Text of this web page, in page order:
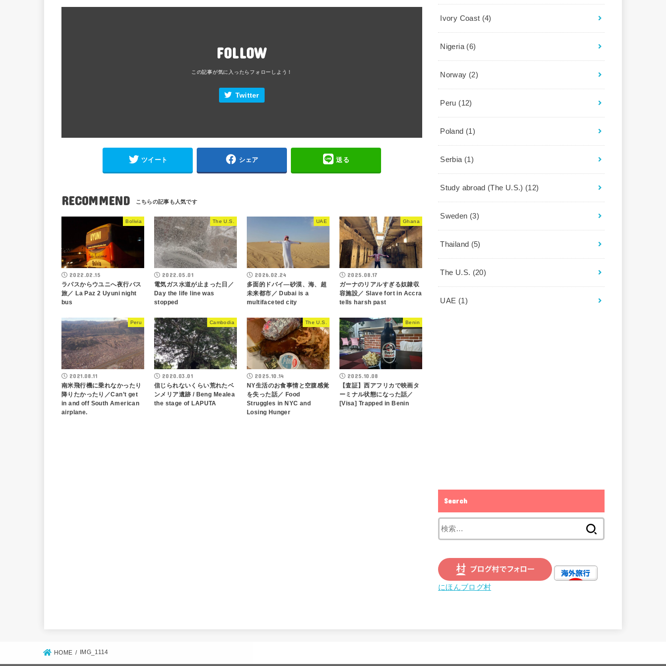
FOLLOW
Twitter
ツイート シェア 送る
RECOMMEND
Bolivia
2022.02.15
ラパスからウユニへ夜行バス
旅／ La Paz 2 Uyuni night
bus
The U.S.
2022.05.01
電気ガス水道が止まった日／
Day the life line was
stopped
UAE
2026.02.24
多面的ドバイ―砂漠、海、超
未来都市／ Dubai is a
multifaceted city
Ghana
2025.08.17
ガーナのリアルすぎる奴隷収
容施設／ Slave fort in Accra
tells harsh past
Peru
2021.08.11
南米飛行機に乗れなかったり
降りたかったり／Can’t get
in and off South American
airplane.
Cambodia
2020.03.01
信じられないくらい荒れたベ
ンメリア遺跡 / Beng Mealea
the stage of LAPUTA
The U.S.
2025.10.14
NY生活のお食事情と空腹感覚
を失った話／ Food
Struggles in NYC and
Losing Hunger
Benin
2025.10.08
【査証】西アフリカで映画タ
ーミナル状態になった話／
[Visa] Trapped in Benin
Ivory Coast (4)
Nigeria (6)
Norway (2)
Peru (12)
Poland (1)
Serbia (1)
Study abroad (The U.S.) (12)
Sweden (3)
Thailand (5)
The U.S. (20)
UAE (1)
Search
索:
にほんブログ村
HOME IMG_1114